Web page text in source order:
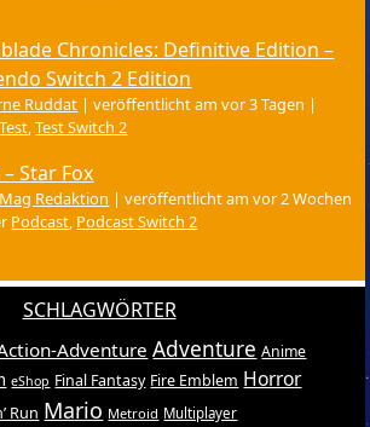
Chronicles: Definitive Edition –
Switch 2 Edition
Ruddat |veröffentlicht am vor 3 Tagen |
Test,Test Switch 2
Star Fox
Redaktion |veröffentlicht am vor 2 Wochen
Podcast, Podcast Switch 2
SCHLAGWÖRTER
Adventure Adventure Anime
eShop Final Fantasy Fire Emblem Horror
Run Mario Metroid Multiplayer